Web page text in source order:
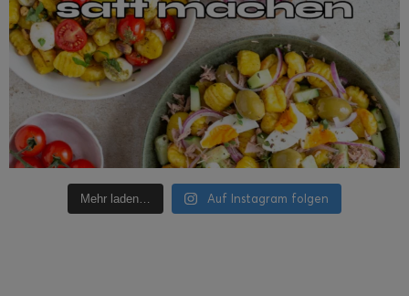
Mehr laden… Auf Instagram folgen